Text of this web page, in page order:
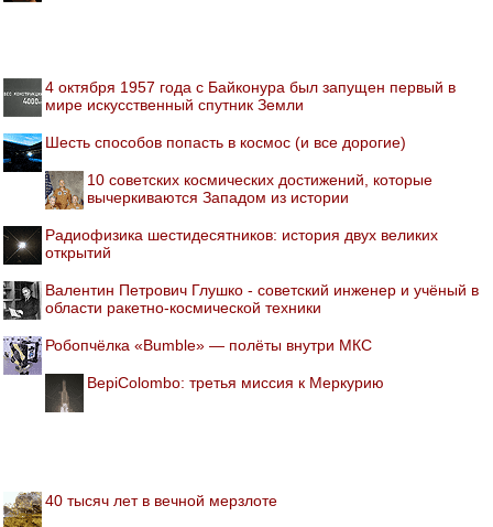
4 октября 1957 года с Байконура был запущен первый в
мире искусственный спутник Земли
Шесть способов попасть в космос (и все дорогие)
10 советских космических достижений, которые
вычеркиваются Западом из истории
Радиофизика шестидесятников: история двух великих
открытий
Валентин Петрович Глушко - советский инженер и учёный в
области ракетно-космической техники
Робопчёлка «Bumble» — полёты внутри МКС
BepiColombo: третья миссия к Меркурию
40 тысяч лет в вечной мерзлоте